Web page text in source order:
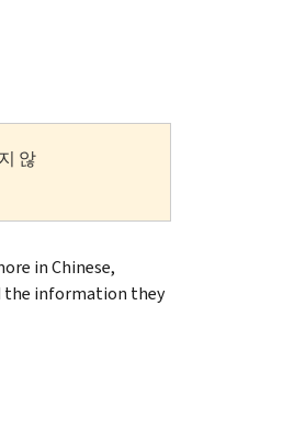
않
in Chinese,
the information they